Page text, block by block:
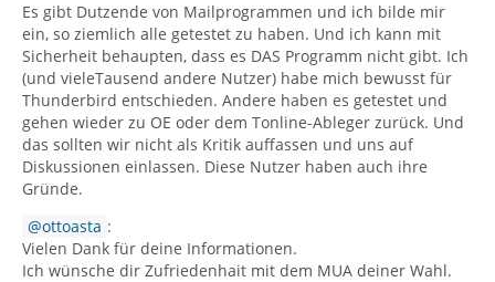
Es gibt Dutzende von Mailprogrammen und ich bilde mir
ein, so ziemlich alle getestet zu haben. Und ich kann mit
Sicherheit behaupten, dass es DAS Programm nicht gibt. Ich
(und vieleTausend andere Nutzer) habe mich bewusst für
Thunderbird entschieden. Andere haben es getestet und
gehen wieder zu OE oder dem Tonline-Ableger zurück. Und
das sollten wir nicht als Kritik auffassen und uns auf
Diskussionen einlassen. Diese Nutzer haben auch ihre
Gründe.
ottoasta :
Vielen Dank für deine Informationen.
Ich wünsche dir Zufriedenhait mit dem MUA deiner Wahl.